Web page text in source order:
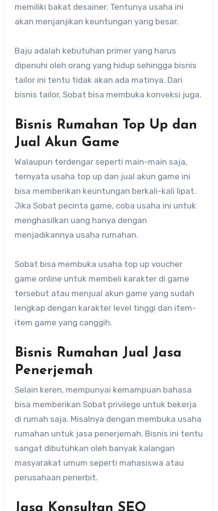
memiliki bakat desainer. Tentunya usaha ini
akan menjanjikan keuntungan yang besar.
Baju adalah kebutuhan primer yang harus
dipenuhi oleh orang yang hidup sehingga bisnis
tailor ini tentu tidak akan ada matinya. Dari
bisnis tailor, Sobat bisa membuka konveksi juga.
Bisnis Rumahan Top Up dan
Jual Akun Game
Walaupun terdengar seperti main-main saja,
ternyata usaha top up dan jual akun game ini
bisa memberikan keuntungan berkali-kali lipat.
Jika Sobat pecinta game, coba usaha ini untuk
menghasilkan uang hanya dengan
menjadikannya usaha rumahan.
Sobat bisa membuka usaha top up voucher
game online untuk membeli karakter di game
tersebut atau menjual akun game yang sudah
lengkap dengan karakter level tinggi dan item-
item game yang canggih.
Bisnis Rumahan Jual Jasa
Penerjemah
Selain keren, mempunyai kemampuan bahasa
bisa memberikan Sobat privilege untuk bekerja
di rumah saja. Misalnya dengan membuka usaha
rumahan untuk jasa penerjemah. Bisnis ini tentu
sangat dibutuhkan oleh banyak kalangan
masyarakat umum seperti mahasiswa atau
perusahaan penerbit.
Jasa Konsultan SEO